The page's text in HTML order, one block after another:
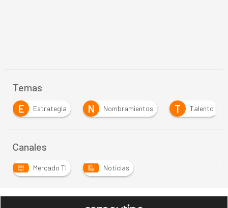
Temas
E
Estrategia N Nombramientos T Talento
Canales
Mercado TI Noticias